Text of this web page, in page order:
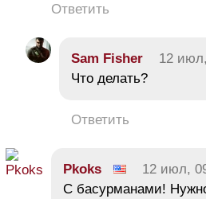
Ответить
Sam Fishеr 12
Что делать?
Ответить
Pkoks 12 июл,
С басурманами!